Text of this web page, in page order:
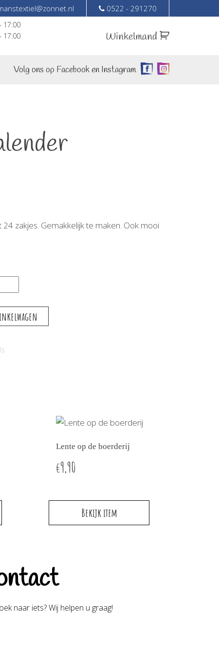
0522 - 291270
17:00
17:00
Winkelmand
Volg ons op Facebook en Instagram
zakjes. Gemakkelijk te maken. Ook mooi
Lente op de boerderij
€9,90
Bekijk item
naar iets? Wij helpen u graag!